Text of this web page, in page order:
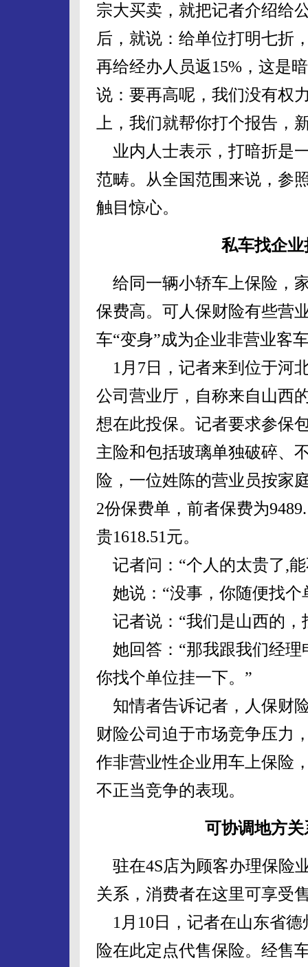
宗大买卖，就把记者介绍给
后，就说：给单位打明七折
再给经办人员返15%，这是
说：要再高呢，我们没有权
上，我们就帮你打个报告，
业内人士表示，打暗折是
范畴。从全国范围来说，参
触目惊心。
私车找企
给同一辆小轿车上保险，
保费高。可人保财险有些营
车“变身”成为企业非营业客
1月7日，记者来到位于河
公司营业厅，自称来自山西
想在此投保。记者要求参保
主险和包括玻璃单独破碎、
险，一位姓陈的营业员按家
2份保费单，前者保费为
贵1618.51元。
记者问：“个人的太贵了,
她说：“没事，你随便找个
记者说：“我们是山西的，
她回答：“那我跟我们经理
你找个单位挂一下。”
知情者告诉记者，人保财
财险公司迫于市场竞争压力
作非营业性企业用车上保险
不正当竞争的表现。
可协调地方
驻在4S店为顾客办理保险
关系，消费者在这里可享受
1月10日，记者在山东省德
险在此定点代售保险。经售